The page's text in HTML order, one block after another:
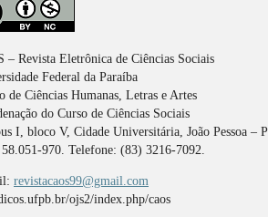
– Revista Eletrônica de Ciências Sociais
Federal da Paraíba
de Ciências Humanas, Letras e Artes
do Curso de Ciências Sociais
I, bloco V, Cidade Universitária, João Pessoa –
970. Telefone: (83) 3216-7092.
revistacaos99@gmail.com
ojs2/index.php/caos